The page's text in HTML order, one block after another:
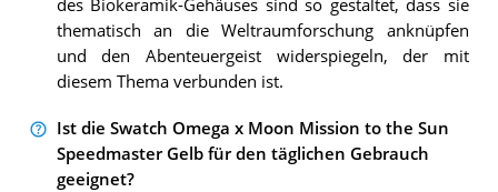
des Biokeramik-Gehäuses sind so gestaltet, dass sie
thematisch an die Weltraumforschung anknüpfen
und den Abenteuergeist widerspiegeln, der mit
diesem Thema verbunden ist.
Ist die Swatch Omega x Moon Mission to the Sun
Speedmaster Gelb für den täglichen Gebrauch
geeignet?